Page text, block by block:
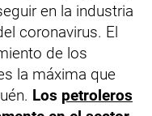
en la industria
coronavirus. El
de los
la máxima que
Los petroleros